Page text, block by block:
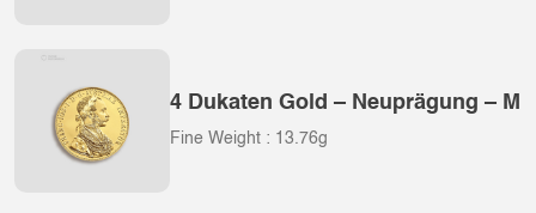
4 Dukaten Gold – Neuprägung –
Fine Weight : 13.76g